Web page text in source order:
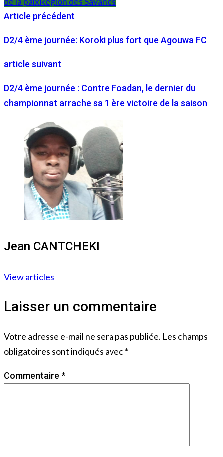
Article précédent
D2/4 ème journée: Koroki plus fort que Agouwa FC
article suivant
D2/4 ème journée : Contre Foadan, le dernier du
championnat arrache sa 1 ère victoire de la saison
Jean CANTCHEKI
View articles
Laisser un commentaire
Votre adresse e-mail ne sera pas publiée. Les champs
obligatoires sont indiqués avec*
Commentaire *